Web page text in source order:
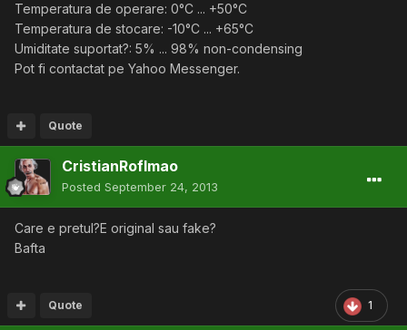
Temperatura de operare: 0°C ... +50°C
Temperatura de stocare: -10°C ... +65°C
Umiditate suportat?: 5% ... 98% non-condensing
Pot fi contactat pe Yahoo Messenger.
Quote
CristianRoflmao
Posted September 24, 2013
Care e pretul?E original sau fake?
Bafta
1
Quote